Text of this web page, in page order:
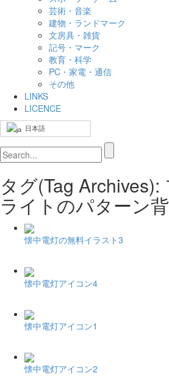
芸術・音楽
建物・ランドマーク
文房具・雑貨
記号・マーク
教育・科学
PC・家電・通信
その他
LINKS
LICENCE
日本語
タグ(Tag Archives):
ライトのパターン
懐中電灯の無料イラスト3
懐中電灯アイコン4
懐中電灯アイコン1
懐中電灯アイコン2